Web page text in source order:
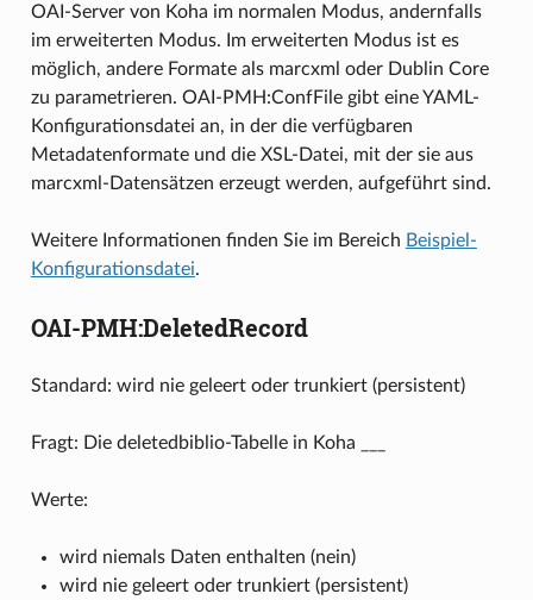
OAI-Server von Koha im normalen Modus, andernfalls
im erweiterten Modus. Im erweiterten Modus ist es
möglich, andere Formate als marcxml oder Dublin Core
zu parametrieren. OAI-PMH:ConfFile gibt eine YAML-
Konfigurationsdatei an, in der die verfügbaren
Metadatenformate und die XSL-Datei, mit der sie aus
marcxml-Datensätzen erzeugt werden, aufgeführt sind.
Weitere Informationen finden Sie im Bereich Beispiel-
Konfigurationsdatei.
OAI-PMH:DeletedRecord
Standard: wird nie geleert oder trunkiert (persistent)
Fragt: Die deletedbiblio-Tabelle in Koha ___
Werte:
wird niemals Daten enthalten (nein)
wird nie geleert oder trunkiert (persistent)